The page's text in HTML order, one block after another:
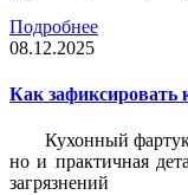
Подробнее
08.12.2025
Как зафиксировать
Кухонный
но и практичная
загрязнений